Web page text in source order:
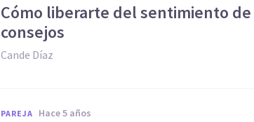
Cómo liberarte del sentimiento
consejos
Cande Díaz
PAREJA hace 5 años